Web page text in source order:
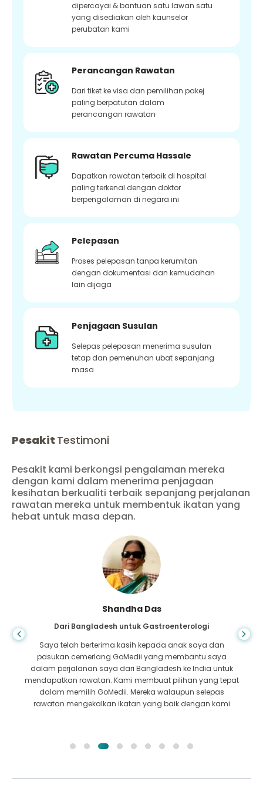
dipercayai & bantuan satu lawan satu
yang disediakan oleh kaunselor
perubatan kami
Perancangan Rawatan
Dari tiket ke visa dan pemilihan pakej
paling berpatutan dalam
perancangan rawatan
Rawatan Percuma Hassale
Dapatkan rawatan terbaik di hospital
paling terkenal dengan doktor
berpengalaman di negara ini
Pelepasan
Proses pelepasan tanpa kerumitan
dengan dokumentasi dan kemudahan
lain dijaga
Penjagaan Susulan
Selepas pelepasan menerima susulan
tetap dan pemenuhan ubat sepanjang
masa
Pesakit Testimoni
Pesakit kami berkongsi pengalaman mereka
dengan kami dalam menerima penjagaan
kesihatan berkualiti terbaik sepanjang perjalanan
rawatan mereka untuk membentuk ikatan yang
hebat untuk masa depan.
Shandha Das
Dari Bangladesh untuk Gastroenterologi
Saya telah berterima kasih kepada anak saya dan
pasukan cemerlang GoMedii yang membantu saya
dalam perjalanan saya dari Bangladesh ke India untuk
mendapatkan rawatan. Kami membuat pilihan yang tepat
dalam memilih GoMedii. Mereka walaupun selepas
rawatan mengekalkan ikatan yang baik dengan kami